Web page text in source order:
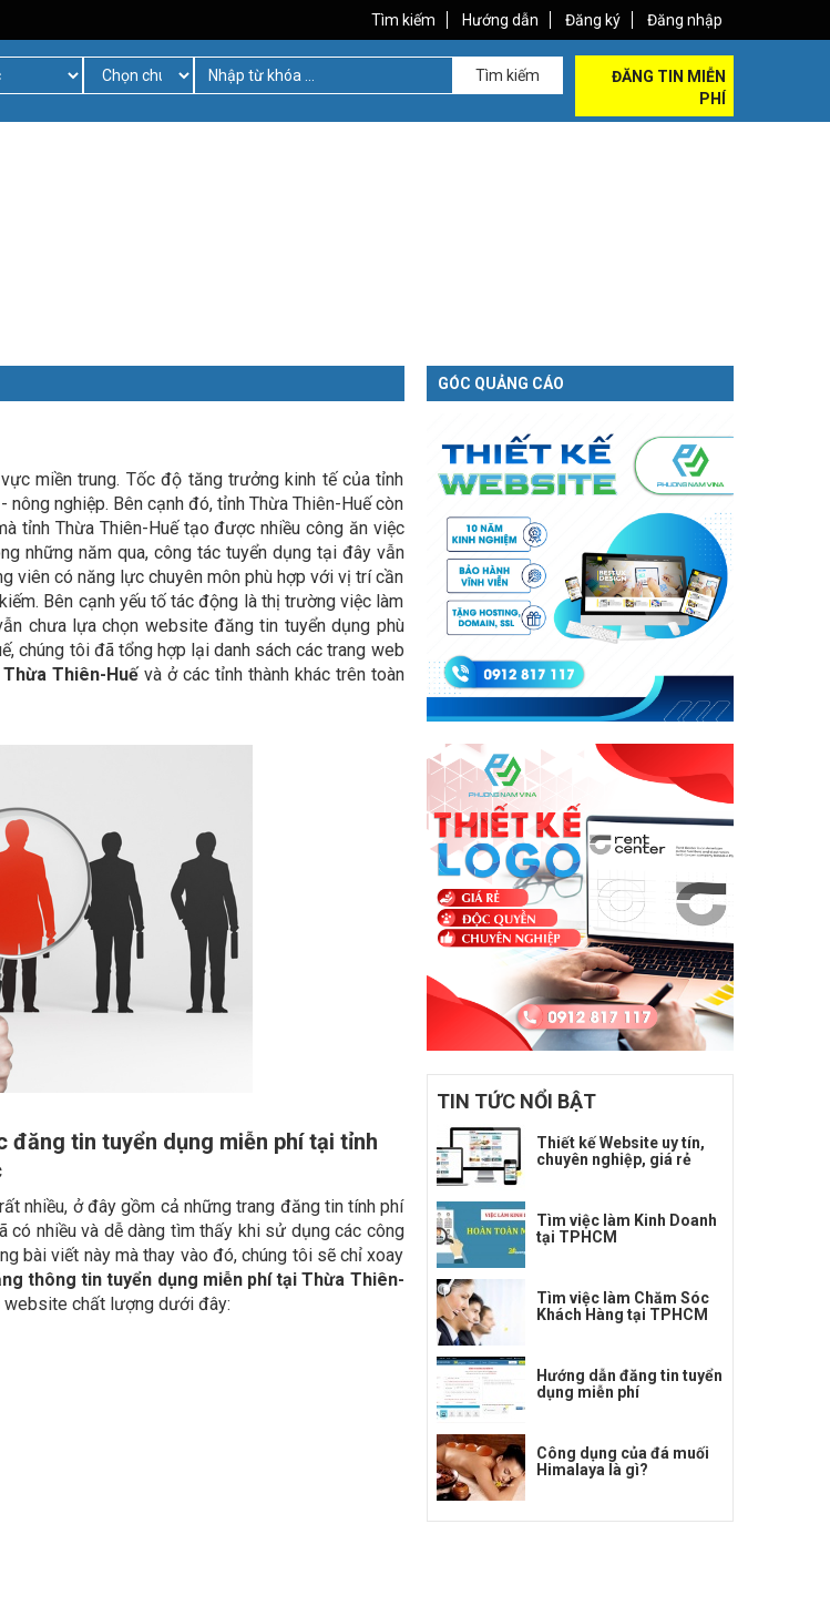
Tìm kiếm Hướng dẫn Đăng ký Đăng nhập
Tìm kiếm
ĐĂNG TIN MIỄN
PHÍ
miền trung. Tốc độ tăng trưởng kinh tế của tỉnh
nghiệp. Bên cạnh đó, tỉnh Thừa Thiên-Huế còn
tỉnh Thừa Thiên-Huế tạo được nhiều công ăn việc
những năm qua, công tác tuyển dụng tại đây vẫn
viên có năng lực chuyên môn phù hợp với vị trí cần
Bên cạnh yếu tố tác động là thị trường việc làm
chưa lựa chọn website đăng tin tuyển dụng phù
chúng tôi đã tổng hợp lại danh sách các trang web
Thiên-Huếvà ở các tỉnh thành khác trên toàn
đăng tin tuyển dụng miễn phí tại tỉnh
nhiều, ở đây gồm cả những trang đăng tin tính phí
có nhiều và dễ dàng tìm thấy khi sử dụng các công
bài viết này mà thay vào đó, chúng tôi sẽ chỉ xoay
thông tin tuyển dụng miễn phí tại Thừa Thiên-
website chất lượng dưới đây:
GÓC QUẢNG CÁO
TIN TỨC NỔI BẬT
Thiết kế Website uy tín,
chuyên nghiệp, giá rẻ
Tìm việc làm Kinh Doanh
tại TPHCM
Tìm việc làm Chăm Sóc
Khách Hàng tại TPHCM
Hướng dẫn đăng tin tuyển
dụng miễn phí
Công dụng của đá muối
Himalaya là gì?